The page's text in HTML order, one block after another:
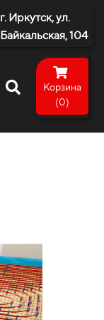
г. Иркутск, ул.
Байкальская, 104
Корзина
(0)